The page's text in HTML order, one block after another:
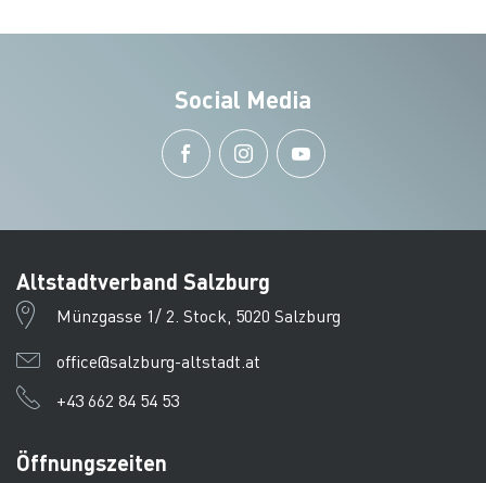
Social Media
Altstadtverband Salzburg
Münzgasse 1/ 2. Stock, 5020 Salzburg
office@salzburg-altstadt.at
+43 662 84 54 53
Öffnungszeiten